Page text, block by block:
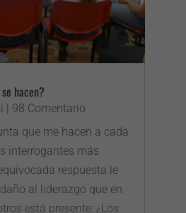
hacen?
| 98 Comentario
que me hacen a cada
interrogantes más
respuesta le
al liderazgo que en
está presente: ¿Los